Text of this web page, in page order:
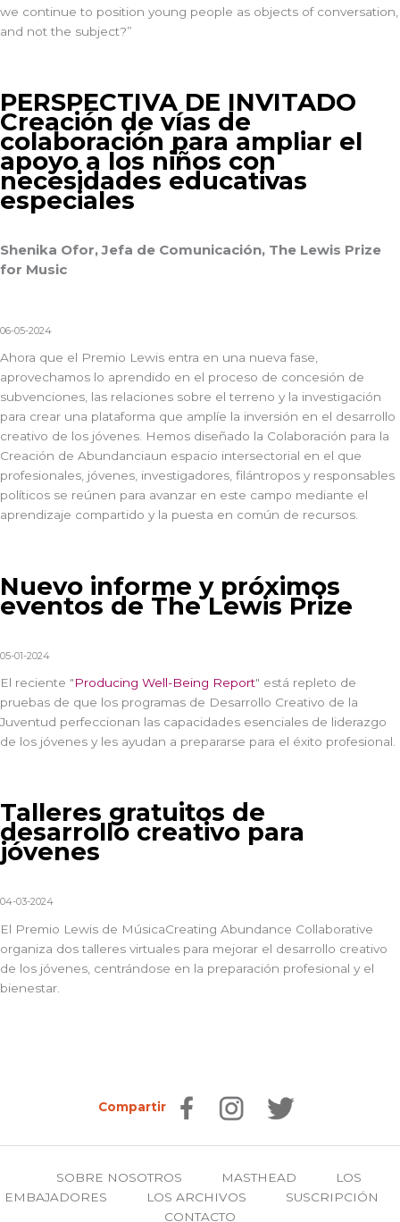
we continue to position young people as objects of conversation,
and not the subject?”
PERSPECTIVA DE INVITADO
Creación de vías de
colaboración para ampliar el
apoyo a los niños con
necesidades educativas
especiales
Shenika Ofor, Jefa de Comunicación, The Lewis Prize
for Music
06-05-2024
Ahora que el Premio Lewis entra en una nueva fase,
aprovechamos lo aprendido en el proceso de concesión de
subvenciones, las relaciones sobre el terreno y la investigación
para crear una plataforma que amplíe la inversión en el desarrollo
creativo de los jóvenes. Hemos diseñado la Colaboración para la
Creación de Abundanciaun espacio intersectorial en el que
profesionales, jóvenes, investigadores, filántropos y responsables
políticos se reúnen para avanzar en este campo mediante el
aprendizaje compartido y la puesta en común de recursos.
Nuevo informe y próximos
eventos de The Lewis Prize
05-01-2024
El reciente "Producing Well-Being Report" está repleto de
pruebas de que los programas de Desarrollo Creativo de la
Juventud perfeccionan las capacidades esenciales de liderazgo
de los jóvenes y les ayudan a prepararse para el éxito profesional.
Talleres gratuitos de
desarrollo creativo para
jóvenes
04-03-2024
El Premio Lewis de MúsicaCreating Abundance Collaborative
organiza dos talleres virtuales para mejorar el desarrollo creativo
de los jóvenes, centrándose en la preparación profesional y el
bienestar.
Compartir
SOBRE NOSOTROS MASTHEAD
LOS
EMBAJADORES
LOS ARCHIVOS
SUSCRIPCIÓN
CONTACTO